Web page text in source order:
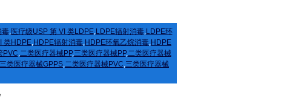
毒,医疗级USP 第 VI 类LDPE,LDPE辐射消毒,LDPE环
类HDPE,HDPE辐射消毒,HDPE环氧乙烷消毒,HDPE
PVC,二类医疗器械PP,三类医疗器械PP,二类医疗器械
三类医疗器械GPPS,二类医疗器械PVC,三类医疗器械